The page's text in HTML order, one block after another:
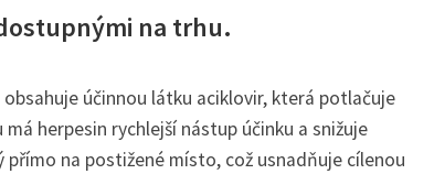
na trhu.
účinnou látku aciklovir, která potlačuje
herpesin rychlejší nástup účinku a snižuje
na postižené místo, což usnadňuje cílenou